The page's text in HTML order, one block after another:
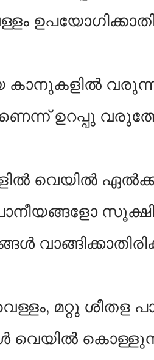
കാനുകളിൽ
ഉറപ്പു
വെയിൽ
മറ്റു ശീതള
വെയിൽ